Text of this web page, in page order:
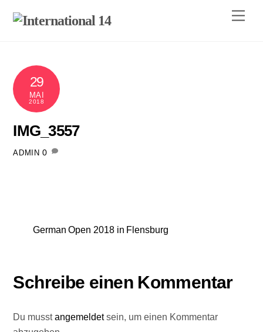
29
MAI
2018
IMG_3557
ADMIN 0
German Open 2018 in Flensburg
Schreibe einen Kommentar
Du musstangemeldetsein, um einen Kommentar